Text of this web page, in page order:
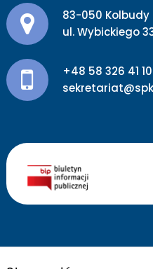
Adres pocztowy:
83-050 Kolbudy
ul. Wybickiego
+48 58 326 41 10